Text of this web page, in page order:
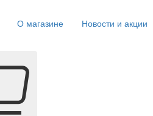
О магазине Новости и акции